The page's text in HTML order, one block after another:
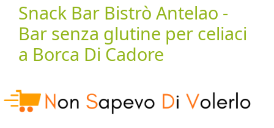
Snack Bar Bistrò Antelao -
Bar senza glutine per celiaci
a Borca Di Cadore